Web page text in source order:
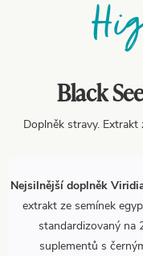
Black
Doplněk stravy.
Nejsilnější doplněk
extrakt ze semínek
standardizovaný na
suplementů s